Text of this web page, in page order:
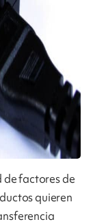
factores de
quieren